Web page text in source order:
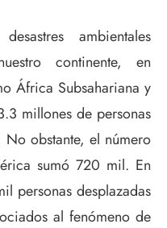
ambientales
continente, en
África Subsahariana y
millones de personas
obstante, el número
sumó 720 mil. En
personas desplazadas
al fenómeno de